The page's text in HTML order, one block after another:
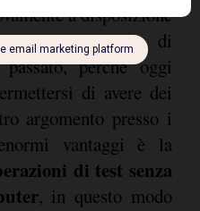
a disposizione
è un salto di
perché oggi
di avere dei
argomento presso i
vantaggi è la
di test senza
, in questo modo